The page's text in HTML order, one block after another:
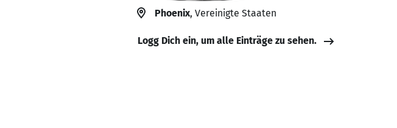
Phoenix, Vereinigte Staaten
Logg Dich ein, um alle Einträge zu sehen.